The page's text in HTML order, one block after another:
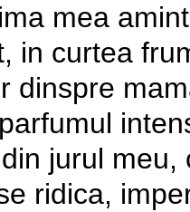
mea
in curtea
dinspre
jurul
ridica,